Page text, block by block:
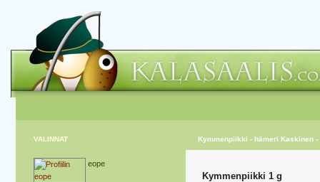
VALINNAT
eope
Kymmenpiikki - Itämeri Kaskinen
Kymmenpiikki 1 g